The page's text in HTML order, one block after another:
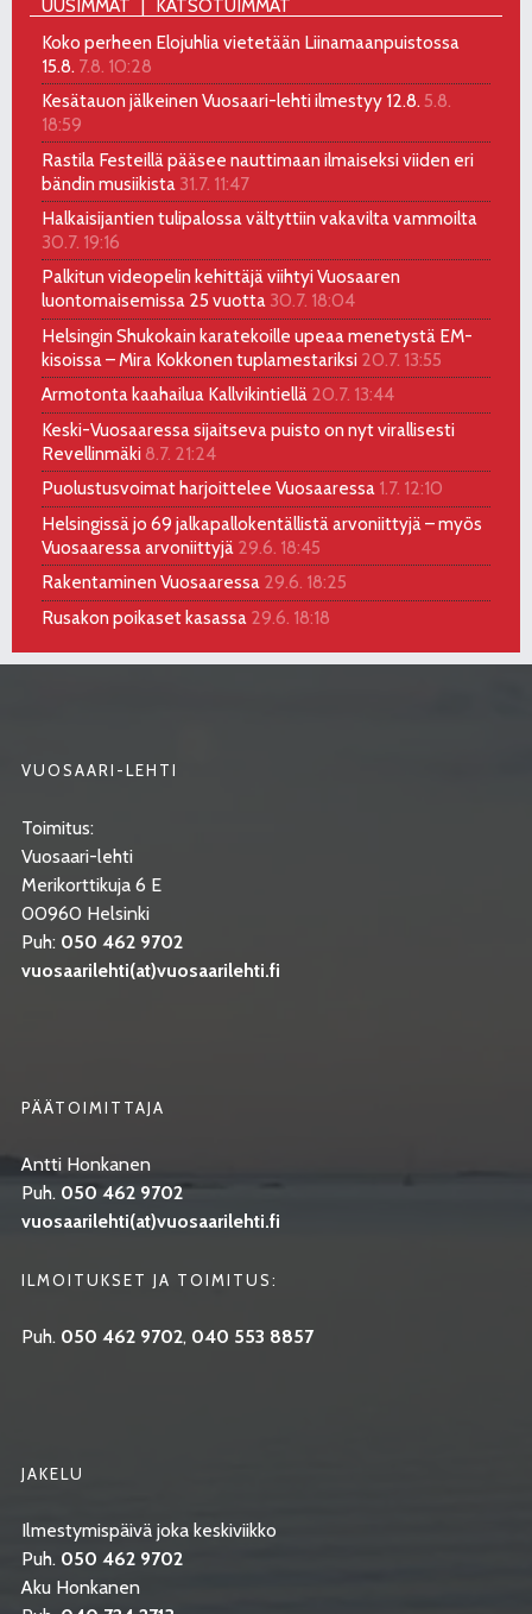
UUSIMMAT
KATSOTUIMMAT
Koko perheen Elojuhlia vietetään Liinamaanpuistossa
15.8. 7.8. 10:28
Kesätauon jälkeinen Vuosaari-lehti ilmestyy 12.8. 5.8.
18:59
Rastila Festeillä pääsee nauttimaan ilmaiseksi viiden eri
bändin musiikista 31.7. 11:47
Halkaisijantien tulipalossa vältyttiin vakavilta vammoilta
30.7. 19:16
Palkitun videopelin kehittäjä viihtyi Vuosaaren
luontomaisemissa 25 vuotta 30.7. 18:04
Helsingin Shukokain karatekoille upeaa menetystä EM-
kisoissa – Mira Kokkonen tuplamestariksi 20.7. 13:55
Armotonta kaahailua Kallvikintiellä 20.7. 13:44
Keski-Vuosaaressa sijaitseva puisto on nyt virallisesti
Revellinmäki 8.7. 21:24
Puolustusvoimat harjoittelee Vuosaaressa 1.7. 12:10
Helsingissä jo 69 jalkapallokentällistä arvoniittyjä – myös
Vuosaaressa arvoniittyjä 29.6. 18:45
Rakentaminen Vuosaaressa 29.6. 18:25
Rusakon poikaset kasassa 29.6. 18:18
VUOSAARI-LEHTI
Toimitus:
Vuosaari-lehti
Merikorttikuja 6 E
00960 Helsinki
Puh: 050 462 9702
vuosaarilehti(at)vuosaarilehti.fi
PÄÄTOIMITTAJA
Antti Honkanen
Puh. 050 462 9702
vuosaarilehti(at)vuosaarilehti.fi
ILMOITUKSET JA TOIMITUS:
Puh. 050 462 9702, 040 553 8857
JAKELU
Ilmestymispäivä joka keskiviikko
Puh. 050 462 9702
Aku Honkanen